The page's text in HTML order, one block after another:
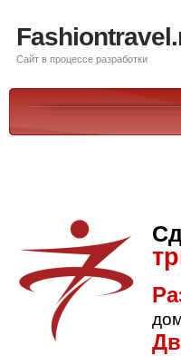
Сайт в процессе разработки